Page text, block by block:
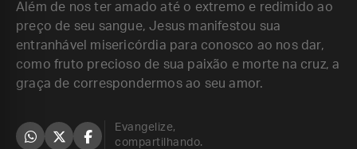
Além de nos ter amado até o extremo e redimido ao
preço de seu sangue, Jesus manifestou sua
entranhável misericórdia para conosco ao nos dar,
como fruto precioso de sua paixão e morte na cruz, a
graça de correspondermos ao seu amor.
Evangelize,
compartilhando.